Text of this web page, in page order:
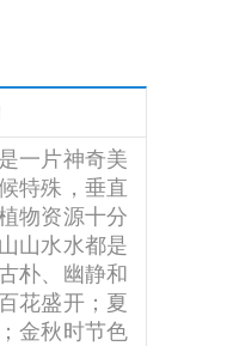
片神奇美
特殊，垂直
物资源十分
山水水都是
朴、幽静和
花盛开；夏
金秋时节色